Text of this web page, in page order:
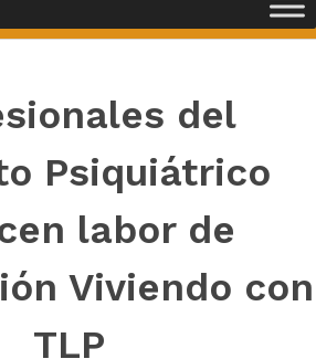
del
Psiquiátrico
labor de
Viviendo con
TLP